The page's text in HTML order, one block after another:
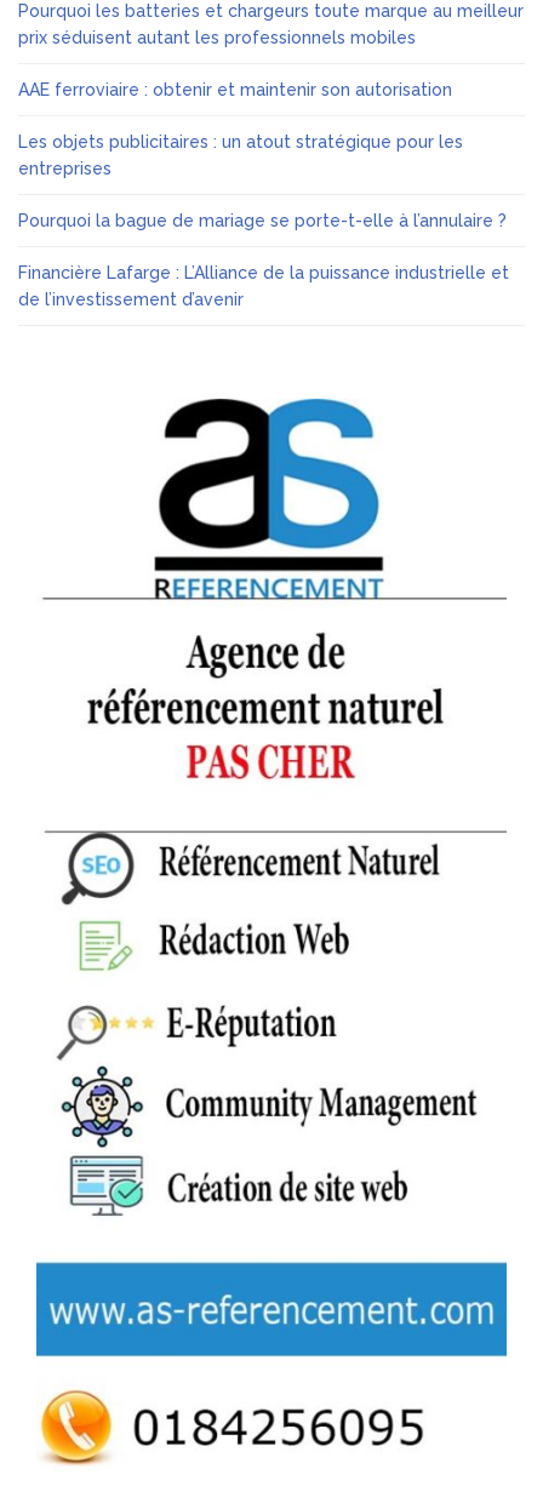
Pourquoi les batteries et chargeurs toute marque au meilleur
prix séduisent autant les professionnels mobiles
AAE ferroviaire : obtenir et maintenir son autorisation
Les objets publicitaires : un atout stratégique pour les
entreprises
Pourquoi la bague de mariage se porte-t-elle à l’annulaire ?
Financière Lafarge : L’Alliance de la puissance industrielle et
de l’investissement d’avenir